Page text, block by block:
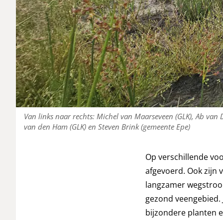
Van links naar rechts: Michel van Maarseveen (GLK), Ab
van den Ham (GLK) en Steven Brink (gemeente Epe)
Op verschillende
afgevoerd. Ook zijn
langzamer
gezond
bijzondere planten